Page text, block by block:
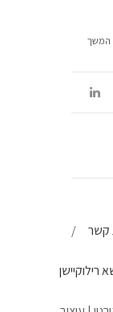
המשך
קשר
רילוקיישן